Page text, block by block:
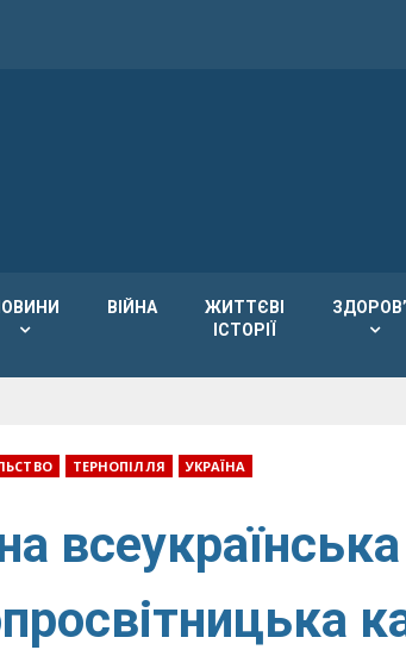
ВІЙНА
ЖИТТЄВІ
ІСТОРІЇ
ТЕРНОПІЛЛЯ УКРАЇНА
всеукраїнська